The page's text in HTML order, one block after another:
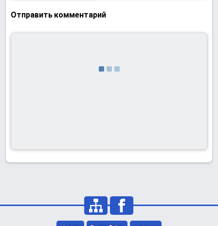
Отправить комментарий